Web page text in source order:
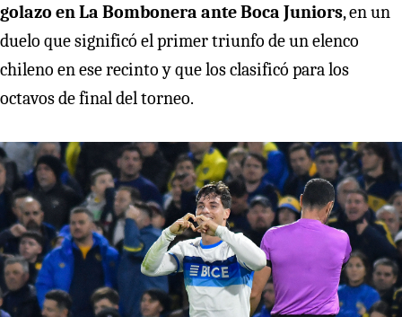
golazo en La Bombonera ante Boca Juniors, en un
duelo que significó el primer triunfo de un elenco
chileno en ese recinto y que los clasificó para los
octavos de final del torneo.